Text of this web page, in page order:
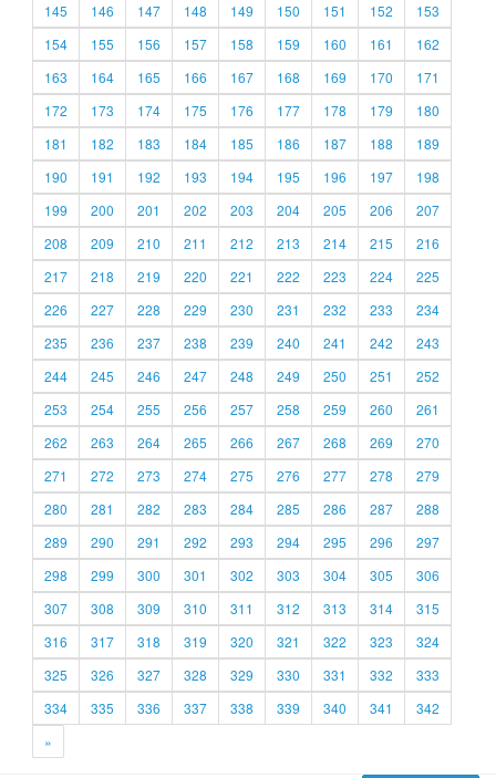
145
146 147 148 149 150 151 152
153
154
155 156 157 158 159 160 161
162
163
164 165 166 167 168 169 170
171
172
173 174 175 176 177 178 179
180
181
182 183 184 185 186 187 188
189
190
191 192 193 194 195 196 197
198
199
200 201 202 203 204 205 206
207
208
209 210 211 212 213 214 215
216
217
218 219 220 221 222 223 224
225
226
227 228 229 230 231 232 233
234
235
236 237 238 239 240 241 242
243
244
245 246 247 248 249 250 251
252
253
254 255 256 257 258 259 260
261
262
263 264 265 266 267 268 269
270
271
272 273 274 275 276 277 278
279
280
281 282 283 284 285 286 287
288
289
290 291 292 293 294 295 296
297
298
299 300 301 302 303 304 305
306
307
308 309 310 311 312 313 314
315
316
317 318 319 320 321 322 323
324
325
326 327 328 329 330 331 332
333
334
335 336 337 338 339 340 341
342
»